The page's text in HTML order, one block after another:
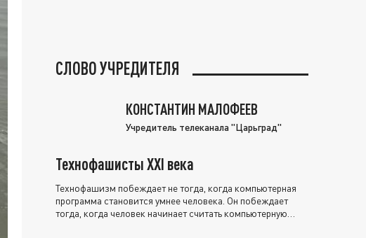
СЛОВО УЧРЕДИТЕЛЯ
КОНСТАНТИН МАЛОФЕЕВ
Учредитель телеканала "Царьград"
Технофашисты XXI века
Технофашизм побеждает не тогда, когда компьютерная
программа становится умнее человека. Он побеждает
тогда, когда человек начинает считать компьютерную